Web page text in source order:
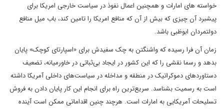
خواسته های امارات و همچنین اعمال نفوذ در سیاست خارجی امریکا برای
پیشبرد آن چیزی که بیش از آن که منافع امریکا را تامین کند، باب میل منافع
دولتمردان ابوظبی باشد.
زمان آن فرا رسیده که واشنگتن به چک سفیدش برای «اسپارتای کوچک» پایان
بدهد و رسما نقشی را که این کشور در ایجاد بی‌ثباتی در خاورمیانه، تضعیف
دستاوردهای دموکراتیک در منطقه و مداخله در سیاست‌های داخلی آمریکا داشته
است به رسمیت بشناسد. سریع‌ترین راه برای انجام این کار پایان دادن به فروش
تسلیحات آمریکایی به امارات است. هرچند چنین اقداماتی ممکن است آینده